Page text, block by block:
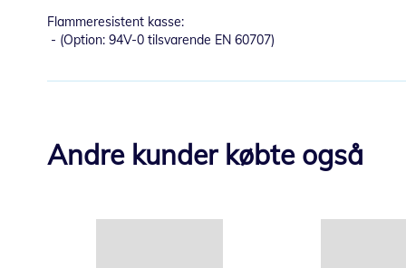
Flammeresistent kasse:
- (Option: 94V-0 tilsvarende EN 60707)
Andre kunder købte også